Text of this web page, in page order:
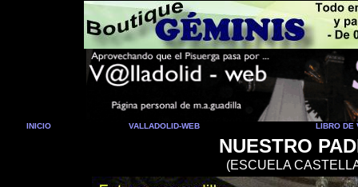
INICIO VALLADOLID-WEB LIBRO DE
NUESTRO
(ESCUELA